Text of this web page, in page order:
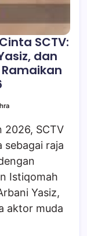
SCTV:
dan
2026, SCTV
sebagai raja
Istiqomah
Yasiz,
aktor muda